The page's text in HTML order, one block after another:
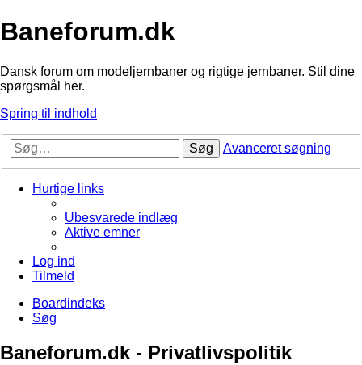
Baneforum.dk
Dansk forum om modeljernbaner og rigtige jernbaner. Stil dine
spørgsmål her.
Spring til indhold
Søg Avanceret søgning
Hurtige links
Ubesvarede indlæg
Aktive emner
Log ind
Tilmeld
Boardindeks
Søg
Baneforum.dk - Privatlivspolitik